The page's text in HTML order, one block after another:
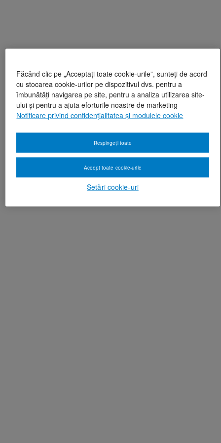
Făcând clic pe „Acceptați toate cookie-urile”, sunteți de acord
cu stocarea cookie-urilor pe dispozitivul dvs. pentru a
îmbunătăți navigarea pe site, pentru a analiza utilizarea site-
ului și pentru a ajuta eforturile noastre de marketing
Notificare privind confidențialitatea și modulele cookie
Setări cookie-uri
Respingeți toate
Accept toate cookie-urile